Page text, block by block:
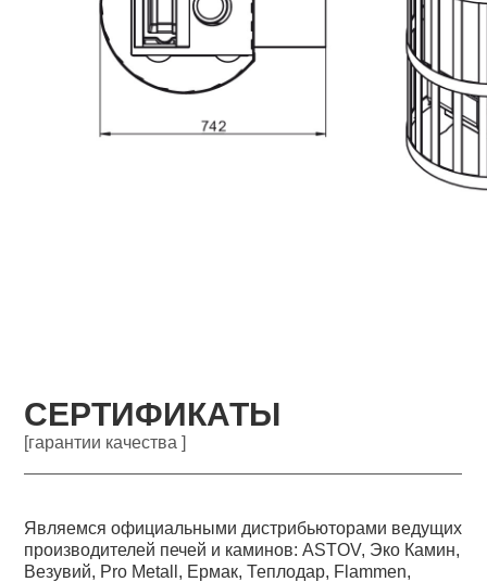
СЕРТИФИКАТЫ
[гарантии качества ]
Являемся официальными дистрибьюторами ведущих
производителей печей и каминов: ASTOV, Эко Камин,
Везувий, Pro Metall, Ермак, Теплодар, Flammen,